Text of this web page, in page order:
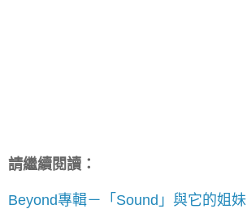
請繼續閱讀：
Beyond專輯－「Sound」與它的姐妹